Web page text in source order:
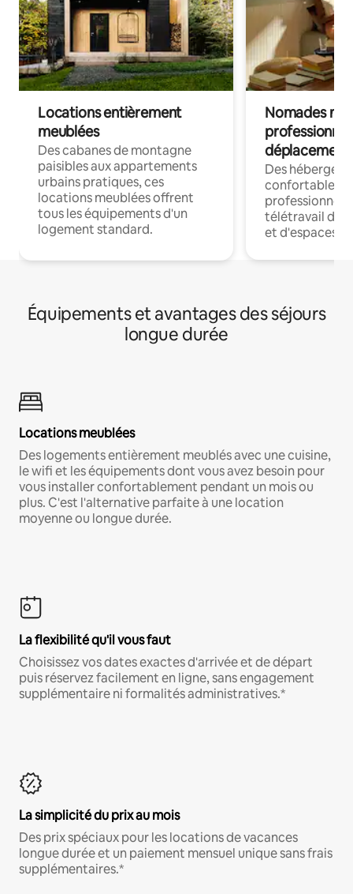
Locations entièrement
meublées
Des cabanes de montagne
paisibles aux appartements
urbains pratiques, ces
locations meublées offrent
tous les équipements d'un
logement standard.
Nomades
déplacement
Des
confortables
professionnels
télétravail
et d'espaces
Équipements et avantages des séjours
longue durée
Locations meublées
Des logements entièrement meublés avec une cuisine,
le wifi et les équipements dont vous avez besoin pour
vous installer confortablement pendant un mois ou
plus. C'est l'alternative parfaite à une location
moyenne ou longue durée.
La flexibilité qu'il vous faut
Choisissez vos dates exactes d'arrivée et de départ
puis réservez facilement en ligne, sans engagement
supplémentaire ni formalités administratives.*
La simplicité du prix au mois
Des prix spéciaux pour les locations de vacances
longue durée et un paiement mensuel unique sans frais
supplémentaires.*